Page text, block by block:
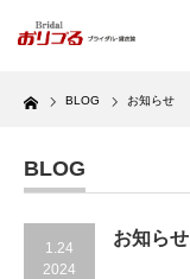
Home BLOG お知らせ
BLOG
1.24
2024
お知らせ